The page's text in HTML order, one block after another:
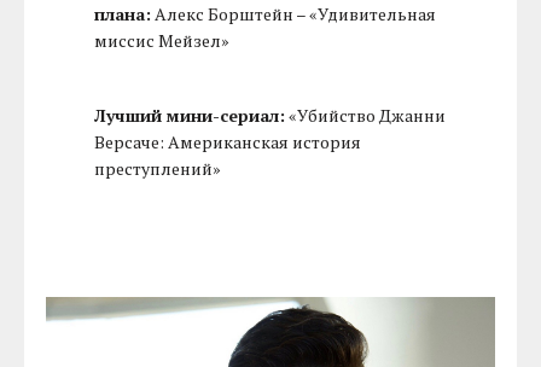
плана: Алекс Борштейн – «Удивительная
миссис Мейзел»
Лучший мини-сериал: «Убийство Джанни
Версаче: Американская история
преступлений»